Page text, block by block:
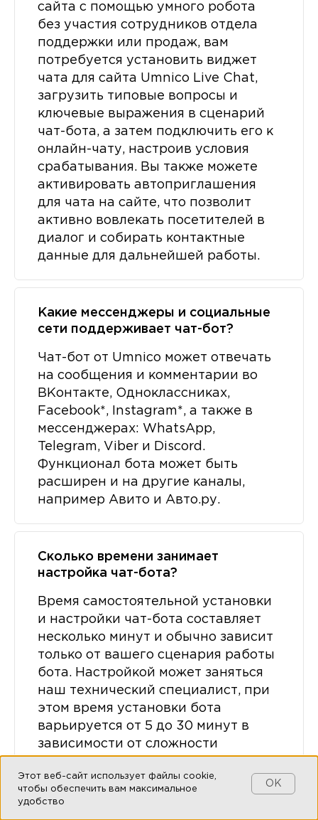
сайта с помощью умного робота
без участия сотрудников отдела
поддержки или продаж, вам
потребуется установить виджет
чата для сайта Umnico Live Chat,
загрузить типовые вопросы и
ключевые выражения в сценарий
чат-бота, а затем подключить его к
онлайн-чату, настроив условия
срабатывания. Вы также можете
активировать автоприглашения
для чата на сайте, что позволит
активно вовлекать посетителей в
диалог и собирать контактные
данные для дальнейшей работы.
Какие мессенджеры и социальные
сети поддерживает чат-бот?
Чат-бот от Umnico может отвечать
на сообщения и комментарии во
ВКонтакте, Одноклассниках,
Facebook*, Instagram*, а также в
мессенджерах: WhatsApp,
Telegram, Viber и Discord.
Функционал бота может быть
расширен и на другие каналы,
например Авито и Авто.ру.
Сколько времени занимает
настройка чат-бота?
Время самостоятельной установки
и настройки чат-бота составляет
несколько минут и обычно зависит
только от вашего сценария работы
бота. Настройкой может заняться
наш технический специалист, при
этом время установки бота
варьируется от 5 до 30 минут в
зависимости от сложности
Этот веб-сайт использует файлы cookie,
чтобы обеспечить вам максимальное
удобство
OK